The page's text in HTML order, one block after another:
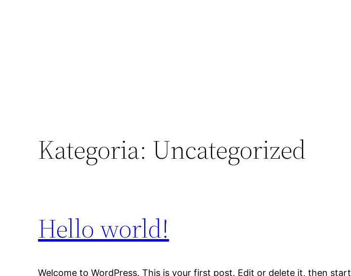
Kategoria: Uncategorized
Hello world!
Welcome to WordPress. This is your first post. Edit or delete it, then start